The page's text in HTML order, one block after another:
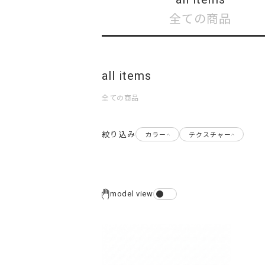
全ての商品
all items
全ての商品
絞り込み カラー テクスチャー
model view